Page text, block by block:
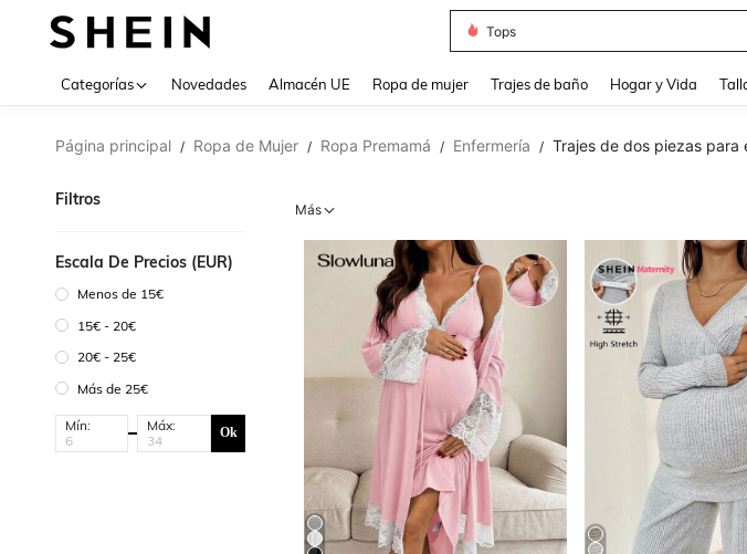
Tops
Categorías Novedades Almacén UE Ropa de mujer Trajes de baño Hogar y Vida
Página principal / Ropa de Mujer / Ropa Premamá / Enfermería / Trajes de dos piezas para
Filtros
Escala De Precios (EUR)
Menos de 15€
15€ - 20€
20€ - 25€
Más de 25€
Mín: Máx: Ok
Más